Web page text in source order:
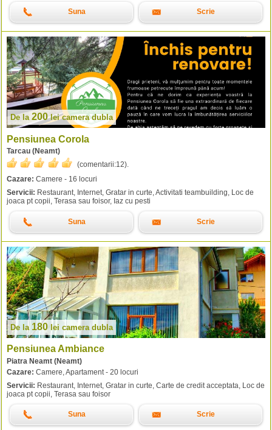
Suna Scrie
De la 200leicamera dubla
Pensiunea Corola
Tarcau (Neamt)
(comentarii:12).
Cazare: Camere - 16 locuri
Servicii: Restaurant, Internet, Gratar in curte, Activitati teambuilding, Loc de
joaca pt copii, Terasa sau foisor, Iaz cu pesti
Suna Scrie
De la 180 lei camera dubla
Pensiunea Ambiance
Piatra Neamt (Neamt)
Cazare: Camere, Apartament - 20 locuri
Servicii: Restaurant, Internet, Gratar in curte, Carte de credit acceptata, Loc de
joaca pt copii, Terasa sau foisor
Suna Scrie